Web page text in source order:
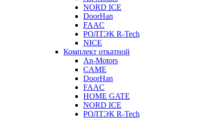
NORD ICE
DoorHan
FAAC
РОЛТЭК R-Tech
NICE
Комплект откатной
An-Motors
CAME
DoorHan
FAAC
HOME GATE
NORD ICE
РОЛТЭК R-Tech